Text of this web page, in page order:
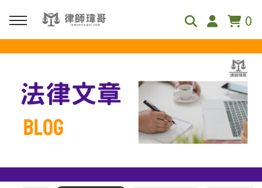
0
回主選單
免費影音資源
Youtube